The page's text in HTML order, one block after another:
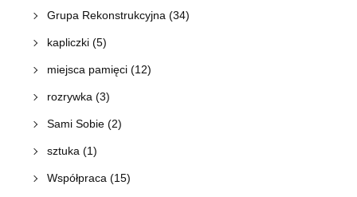
Grupa Rekonstrukcyjna (34)
kapliczki(5)
miejsca pamięci(12)
rozrywka (3)
Sami Sobie(2)
sztuka (1)
Współpraca (15)